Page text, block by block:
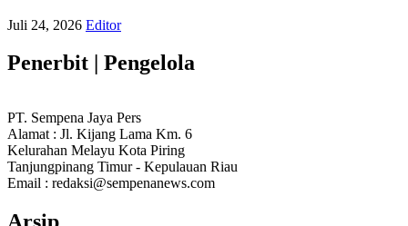
Juli 24, 2026 Editor
Penerbit | Pengelola
PT. Sempena Jaya Pers
Alamat : Jl. Kijang Lama Km. 6
Kelurahan Melayu Kota Piring
Tanjungpinang Timur - Kepulauan Riau
Email : redaksi@sempenanews.com